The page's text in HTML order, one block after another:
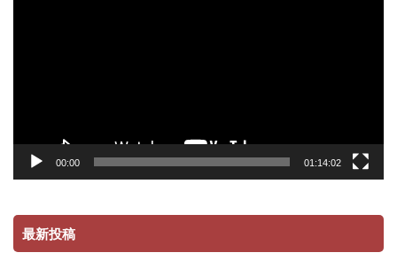
00:00 01:14:02
最新投稿